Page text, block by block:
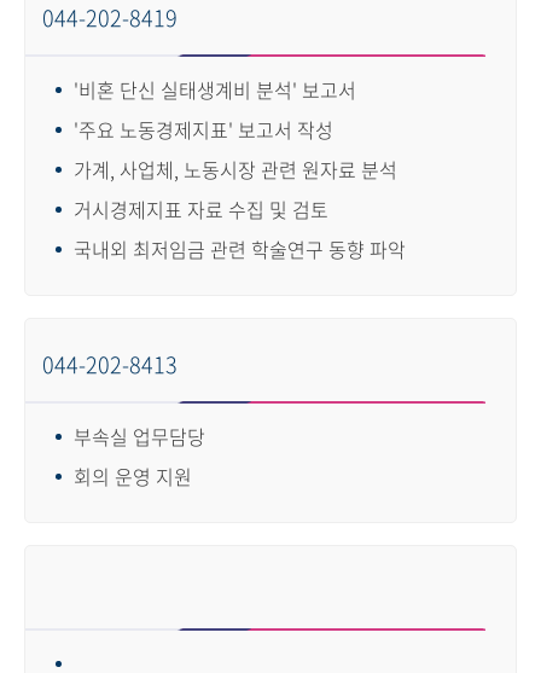
044-202-8419
'비혼 단신 실태생계비 분석' 보고서
'주요 노동경제지표' 보고서 작성
가계, 사업체, 노동시장 관련 원자료 분석
거시경제지표 자료 수집 및 검토
국내외 최저임금 관련 학술연구 동향 파악
044-202-8413
부속실 업무담당
회의 운영 지원